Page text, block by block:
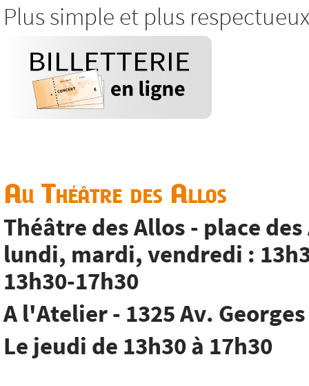
Plus simple et plus
Au Théâtre des Allos
Théâtre des Allos - place
lundi, mardi, vendredi :
13h30-17h30
A l'Atelier - 1325 Av.
Le jeudi de 13h30 à 17h30